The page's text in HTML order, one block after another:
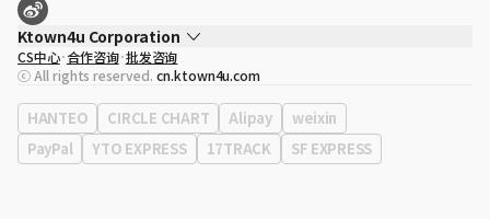
Ktown4u Corporation
代表
宋効珉
营业执照 120-87-71116
公司地址 首尔特别市 江南区 岭东大路 513号 3楼 （三成洞， coex)
CS中心 合作咨询 批发咨询
ⓒ All rights reserved. cn.ktown4u.com
HANTEO CIRCLE CHART Alipay
weixin
PayPal
YTO EXPRESS 17TRACK SF EXPRESS